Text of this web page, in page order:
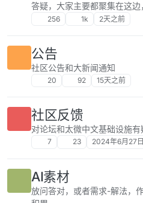
答疑，大家主要都聚集在这边
256 1k 2天之前
公告
社区公告和大新闻通知
20 92 15天之前
社区反馈
对论坛和太微中文基础设施有
7 23 2024年6月27
AI素材
放问答对，或者需求-解法，